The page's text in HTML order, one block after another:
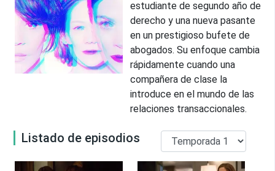
estudiante de segundo año de
derecho y una nueva pasante
en un prestigioso bufete de
abogados. Su enfoque cambia
rápidamente cuando una
compañera de clase la
introduce en el mundo de las
relaciones transaccionales.
Listado de episodios